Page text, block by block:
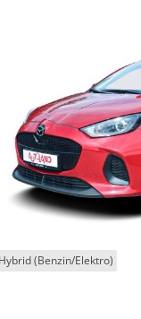
Hybrid (Benzin/Elektro)